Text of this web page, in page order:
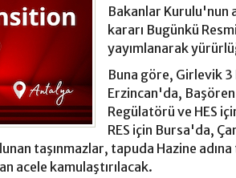
Bakanlar Kurulu'nun
kararı Bugünkü
yayımlanarak
Buna göre, Girlevik 3
Erzincan'da,
Regülatörü ve HES
RES için Bursa'da,
taşınmazlar, tapuda Hazine
acele kamulaştırılacak.